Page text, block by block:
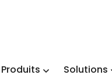
Produits Solutions